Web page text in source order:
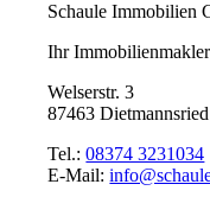
Schaule Immobilien
Ihr
Welserstr. 3
87463 Dietmannsried
Tel.:08374 3231034
E-Mail: